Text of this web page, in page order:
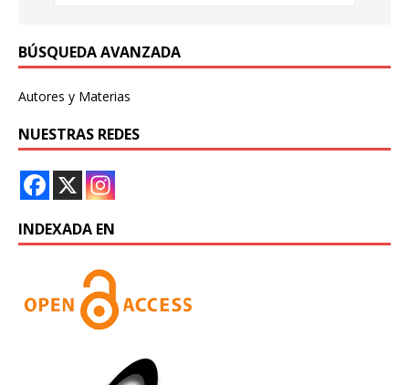
BÚSQUEDA AVANZADA
Autores y Materias
NUESTRAS REDES
INDEXADA EN